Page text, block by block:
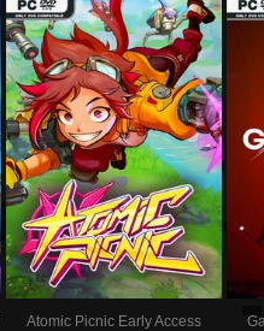
Atomic Picnic Early Access